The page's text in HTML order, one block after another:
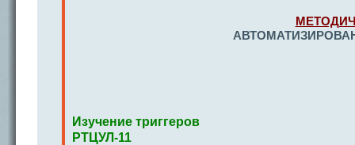
Изучение триггеров
РТЦУЛ-11